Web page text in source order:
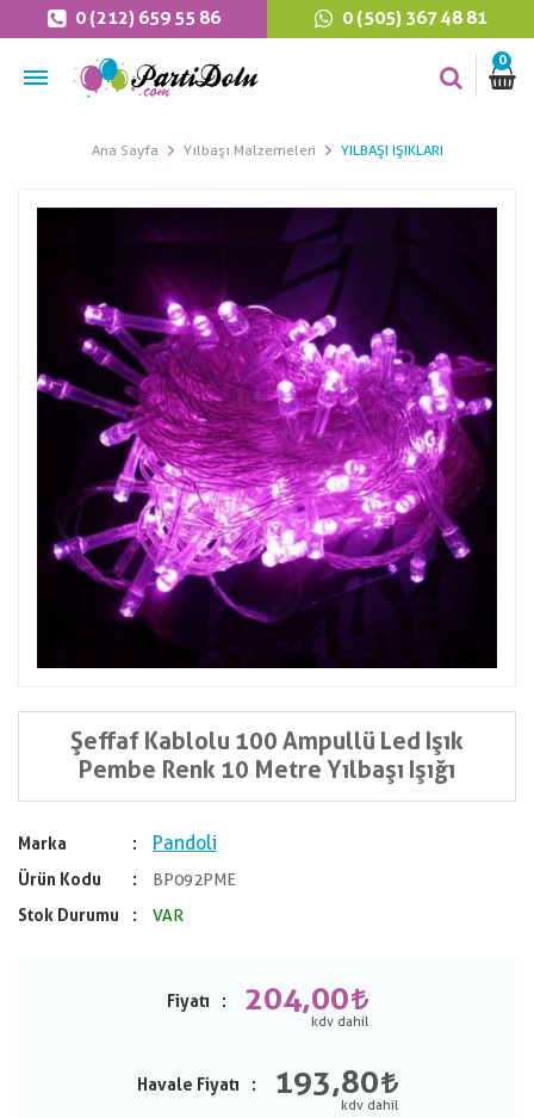
0 (212) 659 55 86 0 (505) 367 48 81
0
Ana Sayfa Yılbaşı Malzemeleri YILBAŞI IŞIKLARI
Şeffaf Kablolu 100 Ampullü Led Işık
Pembe Renk 10 Metre Yılbaşı Işığı
Marka Pandoli
Ürün Kodu
BP092PME
Stok Durumu
VAR
Fiyatı 204,00
Havale Fiyatı 193,80